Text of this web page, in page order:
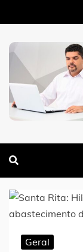
to
content
Geral